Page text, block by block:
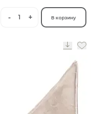
- 1 + В корзину